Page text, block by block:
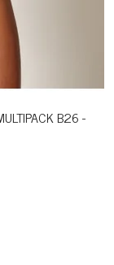
B26 -